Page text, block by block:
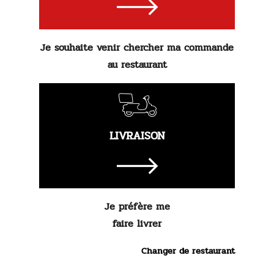
Je souhaite venir chercher ma commande
au restaurant
LIVRAISON
Je préfère me
faire livrer
Changer de restaurant
3.90 €
Commander